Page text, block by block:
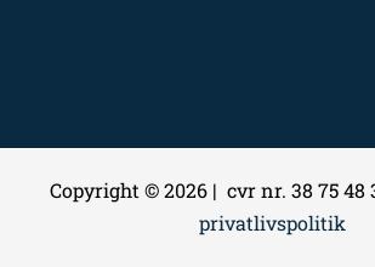
Copyright © 2026 | cvr nr. 38 75 48
privatlivspolitik